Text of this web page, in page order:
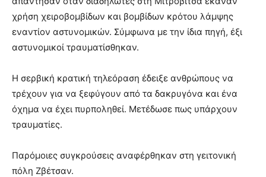
χρήση χειροβομβίδων και βομβίδων κρότου λάμψης
εναντίον αστυνομικών. Σύμφωνα με την ίδια πηγή, έξι
αστυνομικοί τραυματίσθηκαν.
Η σερβική κρατική τηλεόραση έδειξε ανθρώπους να
τρέχουν για να ξεφύγουν από τα δακρυγόνα και ένα
όχημα να έχει πυρποληθεί. Μετέδωσε πως υπάρχουν
τραυματίες.
Παρόμοιες συγκρούσεις αναφέρθηκαν στη γειτονική
πόλη Ζβέτσαν.